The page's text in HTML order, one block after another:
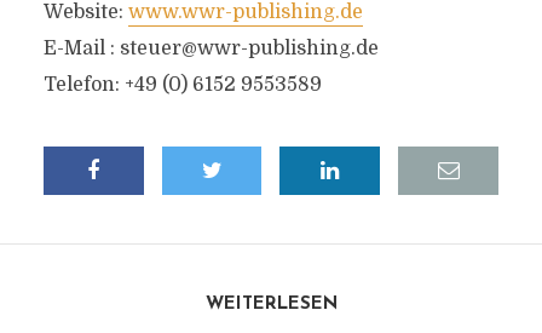
Website: www.wwr-publishing.de
E-Mail : steuer@wwr-publishing.de
Telefon: +49 (0) 6152 9553589
WEITERLESEN